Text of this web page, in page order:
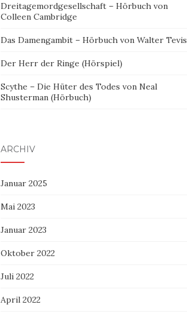
Dreitagemordgesellschaft – Hörbuch von
Colleen Cambridge
Das Damengambit – Hörbuch von Walter Tevis
Der Herr der Ringe (Hörspiel)
Scythe – Die Hüter des Todes von Neal
Shusterman (Hörbuch)
ARCHIV
Januar 2025
Mai 2023
Januar 2023
Oktober 2022
Juli 2022
April 2022